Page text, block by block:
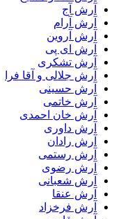
آرش آج
آرش آرام
آرش آروین
آرش ای پی
آرش تشکری
آرش جلالی و آقا فرا
آرش حسینی
آرش خاتمی
آرش خان احمدی
آرش داوری
آرش رادان
آرش رستمى
آرش رضوی
آرش شعبانی
آرش عنقا
آرش فرخزاد